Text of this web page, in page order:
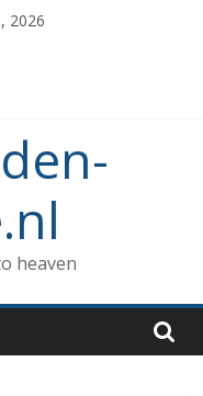
2026
en het verbod op
B’Av?
heaven